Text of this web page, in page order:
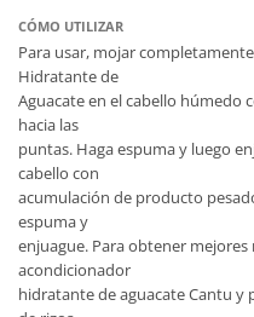
CÓMO UTILIZAR
Para usar, mojar
Hidratante de
Aguacate en el cabello húmedo
hacia las
puntas. Haga espuma y luego
cabello con
acumulación de producto
espuma y
enjuague. Para obtener
acondicionador
hidratante de aguacate Cantu y